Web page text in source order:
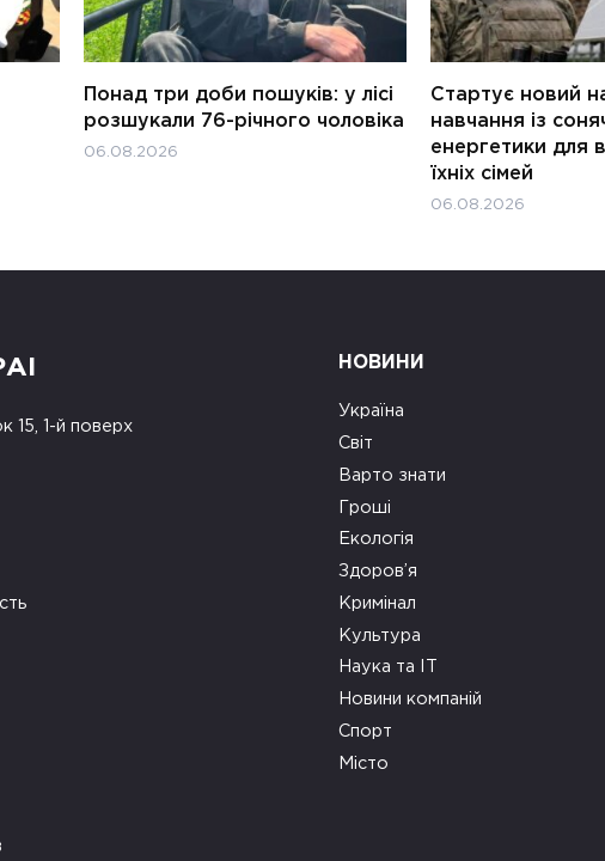
Понад три доби пошуків: у лісі
розшукали 76-річного чоловіка
06.08.2026
Стартує новий
навчання із
енергетики для
їхніх сімей
06.08.2026
15, 1-й поверх
НОВИНИ
Україна
Світ
Варто знати
Гроші
Екологія
Здоров’я
Кримінал
Культура
Наука та ІТ
Новини компаній
Спорт
Місто